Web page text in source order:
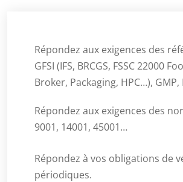
Répondez aux exigences des
GFSI (IFS, BRCGS, FSSC 22000
Broker, Packaging, HPC…), GMP,
Répondez aux exigences des
9001, 14001, 45001…
Répondez à vos obligations de
périodiques.